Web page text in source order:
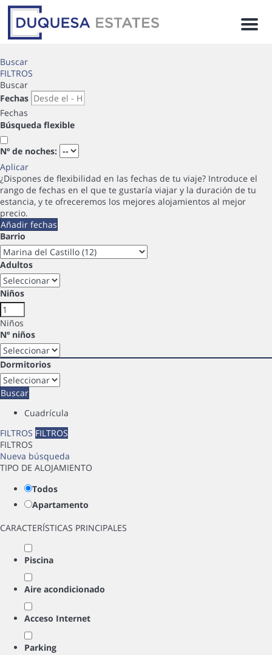
Menu
Buscar
FILTROS
Buscar
Fechas
Fechas
Búsqueda flexible
Nº de noches:
Aplicar
¿Dispones de flexibilidad en las fechas de tu viaje? Introduce el
rango de fechas en el que te gustaría viajar y la duración de tu
estancia, y te ofreceremos los mejores alojamientos al mejor
precio.
Añadir fechas
Barrio
Adultos
Niños
Niños
Nº niños
Dormitorios
Buscar
Cuadrícula
FILTROS FILTROS
FILTROS
Nueva búsqueda
TIPO DE ALOJAMIENTO
Todos
Apartamento
CARACTERÍSTICAS PRINCIPALES
Piscina
Aire acondicionado
Acceso Internet
Parking